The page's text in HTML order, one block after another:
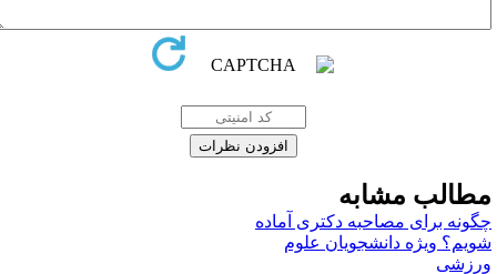
مشابه
برای مصاحبه دکتری آماده
ویژه دانشجویان علوم